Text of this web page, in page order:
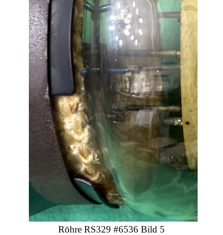
Röhre RS329 #6536 Bild 5